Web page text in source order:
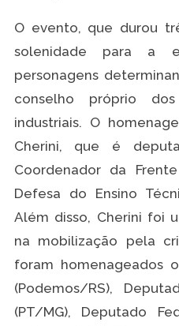
O evento, que durou
solenidade para a
personagens
conselho próprio
industriais. O
Cherini, que é
Coordenador da
Defesa do Ensino
Além disso, Cherini foi
na mobilização pela
foram homenageados
(Podemos/RS),
(PT/MG), Deputado